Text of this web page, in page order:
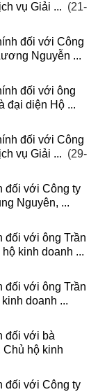
vụ Giải ... (21-
đối với Công
Nguyễn ...
đối với ông
đại diện Hộ ...
đối với Công
vụ Giải ... (29-
đối với Công ty
Nguyên, ...
đối với ông Trần
kinh doanh ...
đối với ông Trần
doanh ...
đối với bà
Chủ hộ kinh
đối với Công ty